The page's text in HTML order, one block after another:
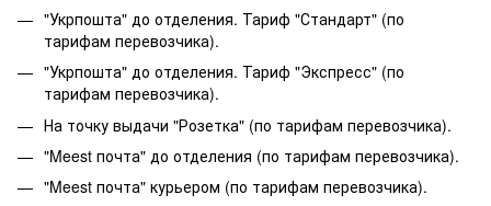
"Укрпошта" до отделения. Тариф "Стандарт" (по
тарифам перевозчика).
"Укрпошта" до отделения. Тариф "Экспресс" (по
тарифам перевозчика).
На точку выдачи "Розетка" (по тарифам перевозчика).
"Meest почта" до отделения (по тарифам перевозчика).
"Meest почта" курьером (по тарифам перевозчика).